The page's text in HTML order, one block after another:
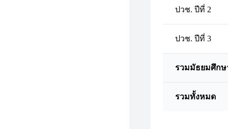
ปวช. ปีที่ 2
ปวช. ปีที่ 3
รวมมัธยมศึกษ
รวมทั้งหมด